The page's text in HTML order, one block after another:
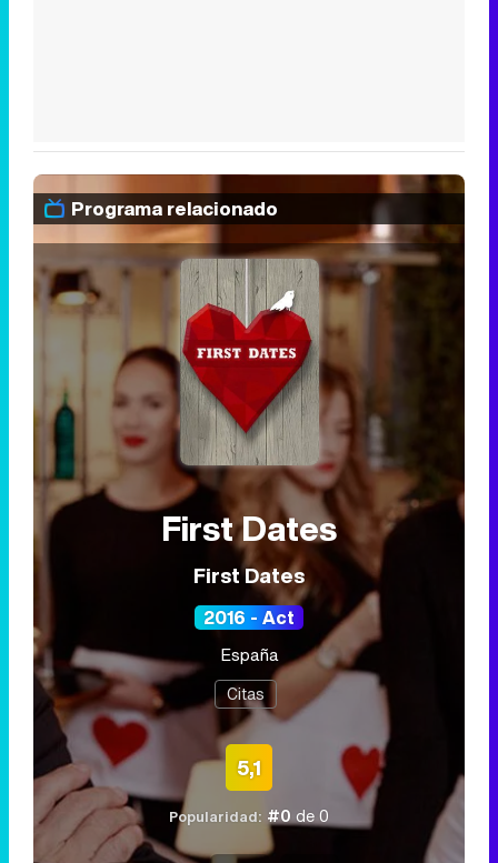
Programa relacionado
First Dates
First Dates
2016 - Act
España
Citas
5,1
Popularidad: #0de 0